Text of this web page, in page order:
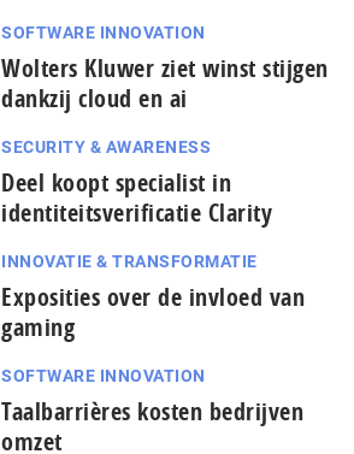
SOFTWARE INNOVATION
Wolters Kluwer ziet winst stijgen
dankzij cloud en ai
SECURITY & AWARENESS
Deel koopt specialist in
identiteitsverificatie Clarity
INNOVATIE & TRANSFORMATIE
Exposities over de invloed van
gaming
SOFTWARE INNOVATION
Taal­bar­ri­è­res kosten bedrijven
omzet